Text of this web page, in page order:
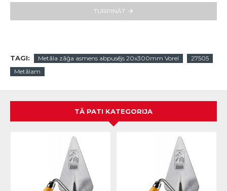
TURPINĀT
TAGI: Metāla zāģa asmens abpusējs 20x300mm Vorel
27505
Metālam
TĀ PATI KATEGORIJA